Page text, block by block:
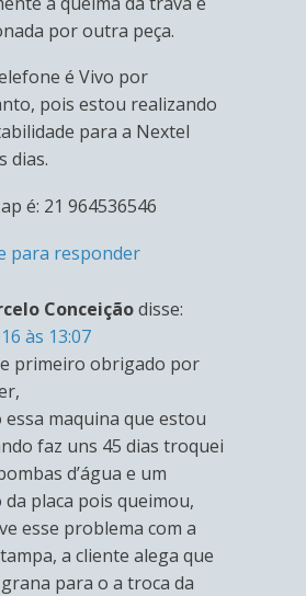
por outra peça.
é Vivo por
pois estou realizando
para a Nextel
dias.
é: 21 964536546
para responder
Conceiçãodisse:
às 13:07
primeiro obrigado por
essa maquina que estou
faz uns 45 dias troquei
d’água e um
placa pois queimou,
esse problema com a
a cliente alega que
para o a troca da